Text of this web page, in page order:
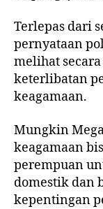
Terlepas dari
pernyataan
melihat
keterlibatan
keagamaan.
Mungkin
keagamaan
perempuan
domestik dan
kepentingan